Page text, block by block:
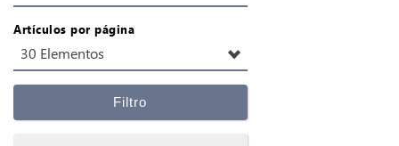
Artículos por página
30 Elementos
Filtro